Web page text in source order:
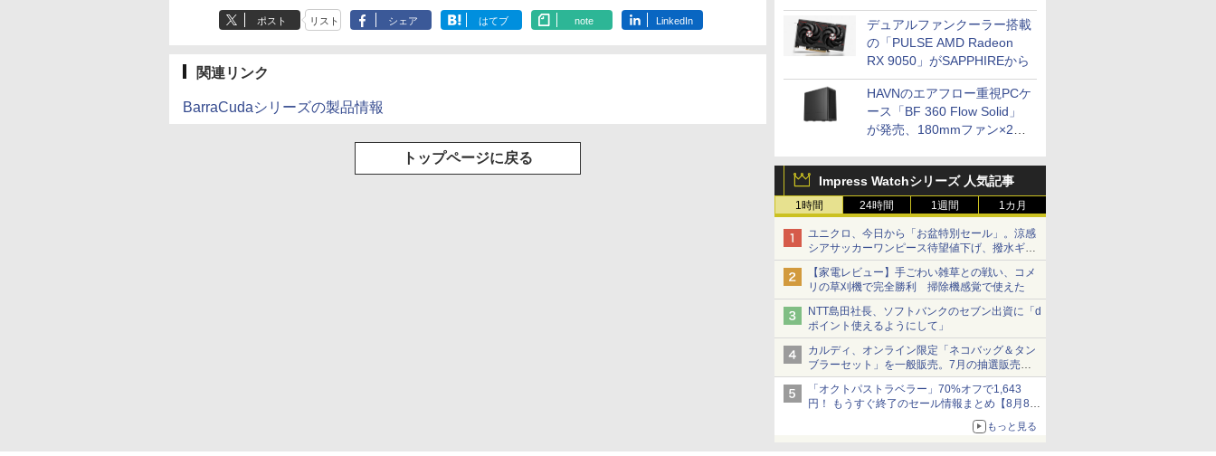
開発
デュアルファンクーラー搭載
の「PULSE AMD Radeon
RX 9050」がSAPPHIREから
HAVNのエアフロー重視PCケ
ース「BF 360 Flow Solid」
が発売、180mmファン×2搭
Impress Watchシリーズ 人気記事
1時間 24時間 1週間 1カ月
ユニクロ、今日から「お盆特別セール」。涼感
シアサッカーワンピース待望値下げ、撥水ギア
ショーツは1990円に
【家電レビュー】手ごわい雑草との戦い、コメ
リの草刈機で完全勝利 掃除機感覚で使えた
NTT島田社長、ソフトバンクのセブン出資に「d
ポイント使えるようにして」
カルディ、オンライン限定「ネコバッグ＆タン
ブラーセット」を一般販売。7月の抽選販売の
当選無効分
「オクトパストラベラー」70%オフで1,643
円！ もうすぐ終了のセール情報まとめ【8月8日
ニンテンドーeショップでは「大神 絶景版」が
もっと見る
ポスト リスト シェア はてブ note LinkedIn
関連リンク
BarraCudaシリーズの製品情報
トップページに戻る